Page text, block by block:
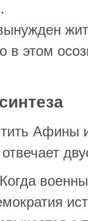
в этом
Афины
Когда